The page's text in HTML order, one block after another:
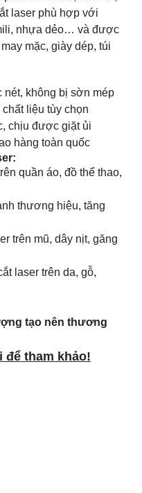
laser phù hợp với
nhựa dẻo… và được
mặc, giày dép, túi
nét, không bị sờn mép
liệu tùy chọn
chịu được giặt ủi
hàng toàn quốc
quần áo, đồ thể thao,
thương hiệu, tăng
trên mũ, dây nịt, găng
laser trên da, gỗ,
tạo nên thương
để tham khảo!